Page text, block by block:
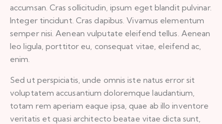
accumsan. Cras sollicitudin, ipsum eget blandit pulvinar.
Integer tincidunt. Cras dapibus. Vivamus elementum
semper nisi. Aenean vulputate eleifend tellus. Aenean
leo ligula, porttitor eu, consequat vitae, eleifend ac,
enim.
Sed ut perspiciatis, unde omnis iste natus error sit
voluptatem accusantium doloremque laudantium,
totam rem aperiam eaque ipsa, quae ab illo inventore
veritatis et quasi architecto beatae vitae dicta sunt,